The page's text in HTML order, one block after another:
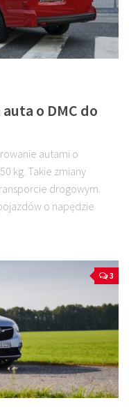
o DMC do
autami o
kg. Takie zmiany
drogowym.
o napędzie
3